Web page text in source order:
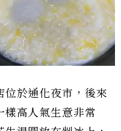
位於通化夜市，後來
樣高人氣生意非常